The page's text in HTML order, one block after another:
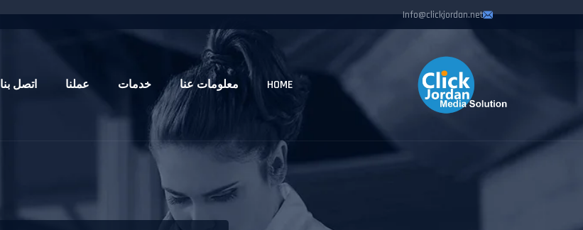
Info@clickjordan.net
HOME معلومات عنا خدمات عملنا اتصل بنا